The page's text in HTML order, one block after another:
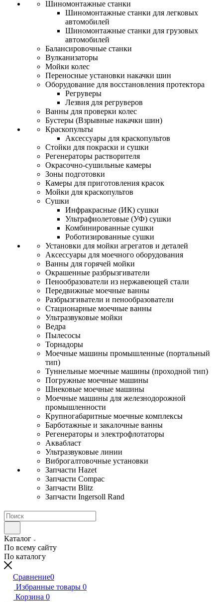
Шиномонтажные станки
Шиномонтажные станки для легковых
автомобилей
Шиномонтажные станки для грузовых
автомобилей
Балансировочные станки
Вулканизаторы
Мойки колес
Переносные установки накачки шин
Оборудование для восстановления протектора
Регруверы
Лезвия для регруверов
Ванны для проверки колес
Бустеры (Взрывные накачки шин)
Краскопульты
Аксессуары для краскопультов
Стойки для покраски и сушки
Регенераторы растворителя
Окрасочно-сушильные камеры
Зоны подготовки
Камеры для приготовления красок
Мойки для краскопультов
Сушки
Инфракрасные (ИК) сушки
Ультрафиолетовые (УФ) сушки
Комбинированные сушки
Роботизированные сушки
Установки для мойки агрегатов и деталей
Аксессуары для моечного оборудования
Ванны для горячей мойки
Окрашенные разбрызгиватели
Пенообразователи из нержавеющей стали
Передвижные моечные ванны
Разбрызгиватели и пенообразователи
Стационарные моечные ванны
Ультразвуковые мойки
Ведра
Пылесосы
Торнадоры
Моечные машины промышленные (портальный
тип)
Туннельные моечные машины (проходной тип)
Погружные моечные машины
Шнековые моечные машины
Моечные машины для железнодорожной
промышленности
Крупногабаритные моечные комплексы
Барботажные и закалочные ванны
Регенераторы и электрофлотаторы
Аквабласт
Ультразвуковые линии
Виброгалтовочные установки
Запчасти Hazet
Запчасти Compac
Запчасти Blitz
Запчасти Ingersoll Rand
Каталог
По всему сайту
По каталогу
Сравнение0
Избранные товары 0
Корзина 0